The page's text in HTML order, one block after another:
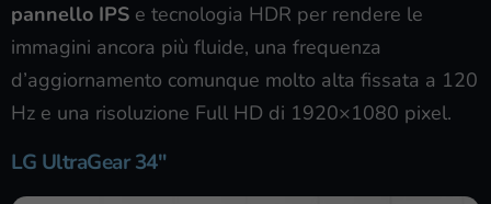
pannello IPS e tecnologia HDR per rendere le
immagini ancora più fluide, una frequenza
d’aggiornamento comunque molto alta fissata a 120
Hz e una risoluzione Full HD di 1920×1080 pixel.
LG UltraGear 34″